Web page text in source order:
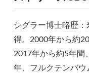
シグラー博士略歴
得。2000年から約
2017年から約5年間
年、フルクテンバウ